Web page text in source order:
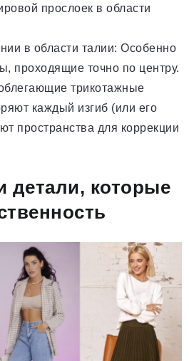
прослоек в области
в области талии: Особенно
проходящие точно по центру.
трикотажные
каждый изгиб (или его
пространства для коррекции
детали, которые